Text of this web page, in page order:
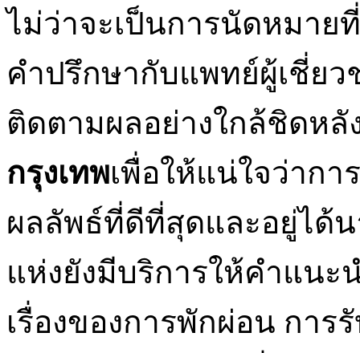
ไม่ว่าจะเป็นการนัดหมาย
คำปรึกษากับแพทย์ผู้เชี่ยว
ติดตามผลอย่างใกล้ชิดห
กรุงเทพเพื่อให้แน่ใจว่าก
ผลลัพธ์ที่ดีที่สุดและอยู่ได้
แห่งยังมีบริการให้คำแนะ
เรื่องของการพักผ่อน การ